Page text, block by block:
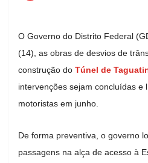
O Governo do Distrito Federal
(14), as obras de desvios de
construção do Túnel de
intervenções sejam concluídas e
motoristas em junho.
De forma preventiva, o governo
passagens na alça de acesso à